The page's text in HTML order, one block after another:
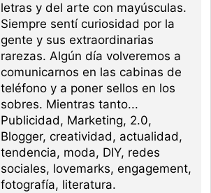
letras y del arte con mayúsculas.
Siempre sentí curiosidad por la
gente y sus extraordinarias
rarezas. Algún día volveremos a
comunicarnos en las cabinas de
teléfono y a poner sellos en los
sobres. Mientras tanto...
Publicidad, Marketing, 2.0,
Blogger, creatividad, actualidad,
tendencia, moda, DIY, redes
sociales, lovemarks, engagement,
fotografía, literatura.